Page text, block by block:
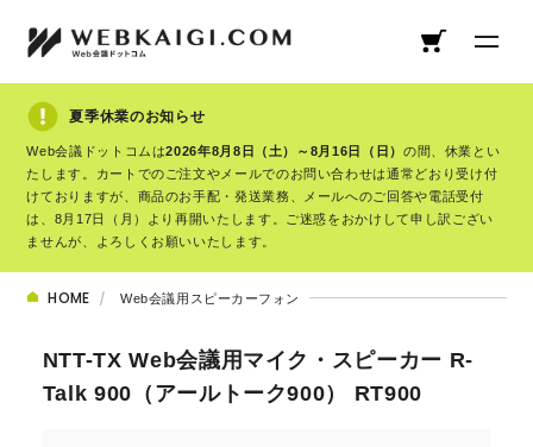
夏季休業のお知らせ
Web会議ドットコムは2026年8月8日（土）～8月16日（日） の間、休業とい
たします。カートでのご注文やメールでのお問い合わせは通常どおり受け付
けておりますが、商品のお手配・発送業務、メールへのご回答や電話受付
は、8月17日（月）より再開いたします。ご迷惑をおかけして申し訳ござい
ませんが、よろしくお願いいたします。
HOME Web会議用スピーカーフォン
NTT-TX Web会議用マイク・スピーカー R-
Talk 900（アールトーク900） RT900